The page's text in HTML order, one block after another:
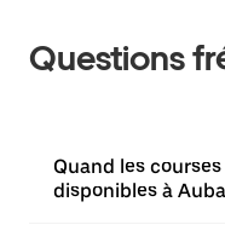
Questions
Quand les
disponibles à